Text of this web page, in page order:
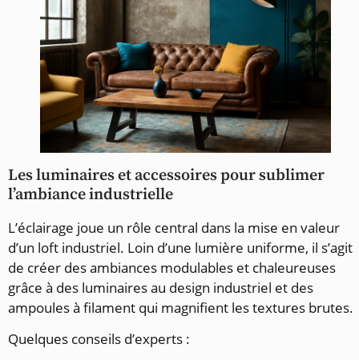
Les luminaires et accessoires pour sublimer
l’ambiance industrielle
L’éclairage joue un rôle central dans la mise en valeur
d’un loft industriel. Loin d’une lumière uniforme, il s’agit
de créer des ambiances modulables et chaleureuses
grâce à des luminaires au design industriel et des
ampoules à filament qui magnifient les textures brutes.
Quelques conseils d’experts :